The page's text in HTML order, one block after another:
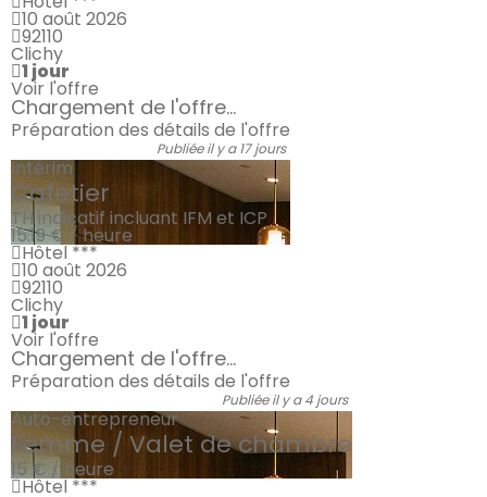
10 août 2026
92110
Clichy
1 jour
Voir l'offre
Chargement de l'offre...
Préparation des détails de l'offre
Publiée il y a 17 jours
Intérim
Cafetier
TH indicatif incluant IFM et ICP
15.19 € / heure
Hôtel ***
10 août 2026
92110
Clichy
1 jour
Voir l'offre
Chargement de l'offre...
Préparation des détails de l'offre
Publiée il y a 4 jours
Auto-entrepreneur
Femme / Valet de chambre
15 € / heure
Hôtel ***